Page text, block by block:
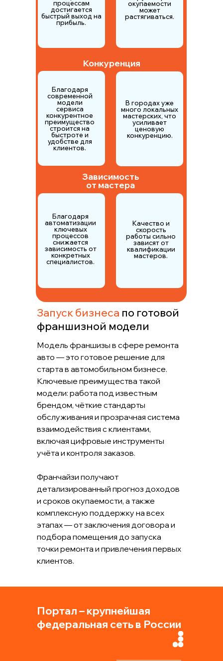
В городах уже
много локальных
мастерских, что
усиливает
ценовую
конкуренцию.
Благодаря
современной
модели
сервиса
конкурентное
преимущество
строится на
быстроте и
удобстве для
клиентов.
Конкуренция
Благодаря
автоматизации
ключевых
процессов
снижается
зависимость от
конкретных
специалистов.
Качество и
скорость
работы сильно
зависят от
квалификации
мастеров.
Зависимость
от мастера
процессам
достигается
быстрый выход на
прибыль.
окупаемости
может
растягиваться.
Запуск бизнеса по готовой
франшизной модели
Модель франшизы в сфере ремонта
авто — это готовое решение для
старта в автомобильном бизнесе.
Ключевые преимущества такой
модели: работа под известным
брендом, чёткие стандарты
обслуживания и прозрачная система
взаимодействия с клиентами,
включая цифровые инструменты
учёта и контроля заказов.
Франчайзи получают
детализированный прогноз доходов
и сроков окупаемости, а также
комплексную поддержку на всех
этапах — от заключения договора и
подбора помещения до запуска
точки ремонта и привлечения первых
клиентов.
Портал – крупнейшая
федеральная сеть в России